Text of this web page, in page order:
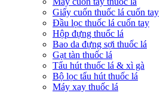
Giấy cuốn thuốc lá cuốn tay
Đầu lọc thuốc lá cuốn tay
Hộp đựng thuốc lá
Bao da đựng sợi thuốc lá
Gạt tàn thuốc lá
Tẩu hút thuốc lá & xì gà
Bộ lọc tẩu hút thuốc lá
Máy xay thuốc lá